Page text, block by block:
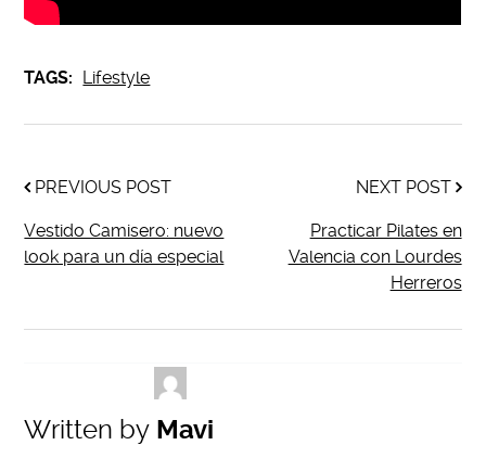
TAGS: Lifestyle
PREVIOUS POST
Vestido Camisero: nuevo
look para un día especial
NEXT POST
Practicar Pilates en
Valencia con Lourdes
Herreros
Written by Mavi